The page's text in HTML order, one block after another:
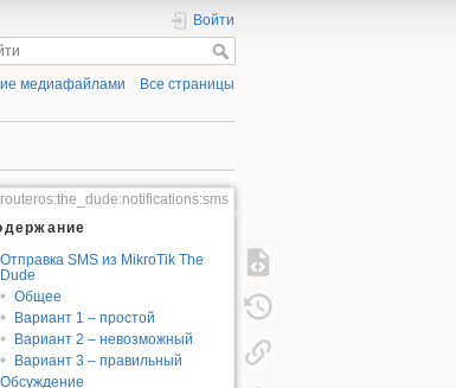
Войти
медиафайлами Все страницы
Отправка SMS из MikroTik The
Dude
Общее
Вариант 1 – простой
Вариант 2 – невозможный
Вариант 3 – правильный
Обсуждение